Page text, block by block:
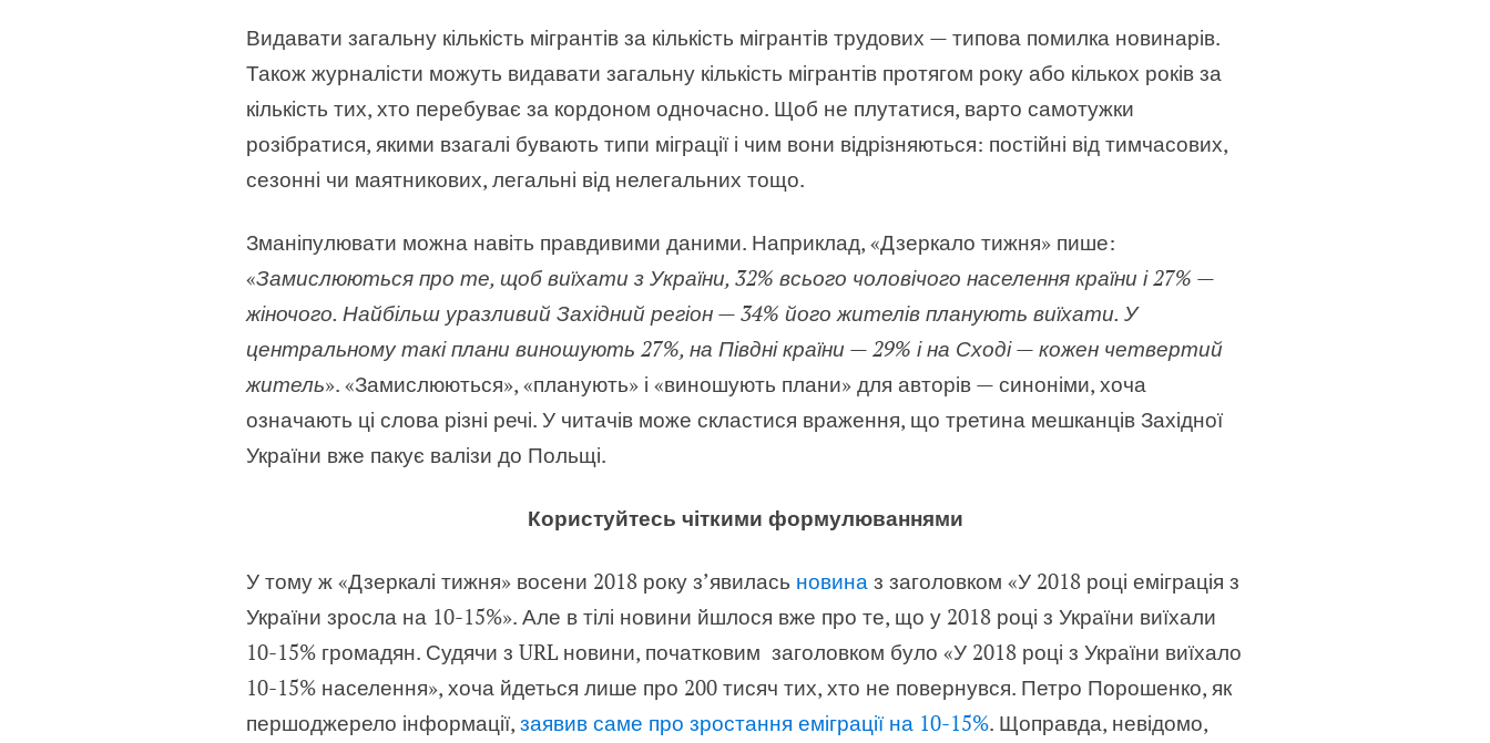
Видавати загальну кількість мігрантів за кількість мігрантів трудових — типова помилка новинарів.
Також журналісти можуть видавати загальну кількість мігрантів протягом року або кількох років за
кількість тих, хто перебуває за кордоном одночасно. Щоб не плутатися, варто самотужки
розібратися, якими взагалі бувають типи міграції і чим вони відрізняються: постійні від тимчасових,
сезонні чи маятникових, легальні від нелегальних тощо.
Зманіпулювати можна навіть правдивими даними. Наприклад, «Дзеркало тижня» пише:
«Замислюються про те, щоб виїхати з України, 32% всього чоловічого населення країни і 27% —
жіночого. Найбільш уразливий Західний регіон — 34% його жителів планують виїхати. У
центральному такі плани виношують 27%, на Півдні країни — 29% і на Сході — кожен четвертий
житель». «Замислюються», «планують» і «виношують плани» для авторів — синоніми, хоча
означають ці слова різні речі. У читачів може скластися враження, що третина мешканців Західної
України вже пакує валізи до Польщі.
Користуйтесь чіткими формулюваннями
У тому ж «Дзеркалі тижня» восени 2018 року з’явилась новина з заголовком «У 2018 році еміграція з
України зросла на 10-15%». Але в тілі новини йшлося вже про те, що у 2018 році з України виїхали
10-15% громадян. Судячи з URL новини, початковим заголовком було «У 2018 році з України виїхало
10-15% населення», хоча йдеться лише про 200 тисяч тих, хто не повернувся. Петро Порошенко, як
першоджерело інформації, заявив саме про зростання еміграції на 10-15%. Щоправда, невідомо,